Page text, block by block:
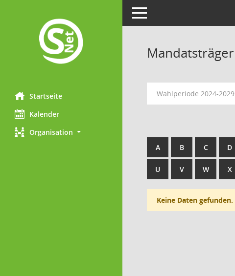
Startseite
Kalender
Organisation
Toggle navigation
Mandatsträger
Wahlperiode 2024-2029
A B C D
U V W X
Keine Daten gefunden.